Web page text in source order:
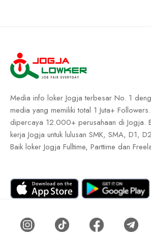
Media info loker Jogja terbesar No. 1
media yang memiliki total 1 Juta+
dipercaya 12.000+ perusahaan di Jogja.
kerja Jogja untuk lulusan SMK, SMA, D1,
Baik loker Jogja Fulltime, Parttime dan